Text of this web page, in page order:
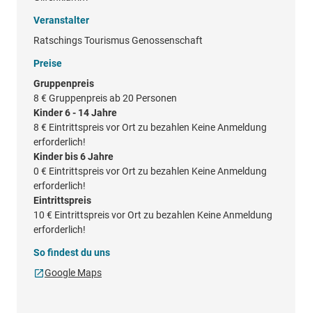
Veranstalter
Ratschings Tourismus Genossenschaft
Preise
Gruppenpreis
8 € Gruppenpreis ab 20 Personen
Kinder 6 - 14 Jahre
8 € Eintrittspreis vor Ort zu bezahlen Keine Anmeldung
erforderlich!
Kinder bis 6 Jahre
0 € Eintrittspreis vor Ort zu bezahlen Keine Anmeldung
erforderlich!
Eintrittspreis
10 € Eintrittspreis vor Ort zu bezahlen Keine Anmeldung
erforderlich!
So findest du uns
Google Maps